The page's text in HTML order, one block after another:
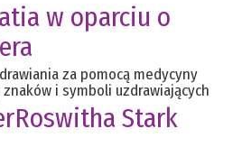
w oparciu o
za pomocą medycyny
i symboli uzdrawiających
Roswitha Stark